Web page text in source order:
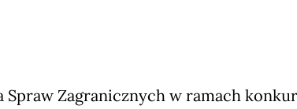
Zagranicznych w ramach